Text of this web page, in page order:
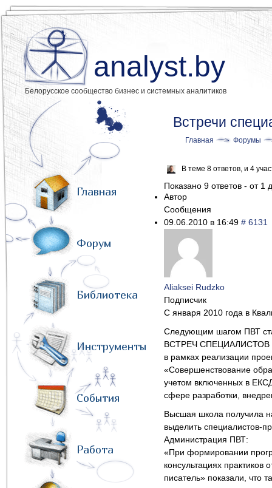
analyst.by
Белорусское сообщество бизнес и системных аналитиков
Главная
Форум
Библиотека
Инструменты
События
Работа
Встречи
Главная Форумы
В теме 8 ответов, и 4
Показано 9 ответов - от 1
Автор
Сообщения
09.06.2010 в 16:49 # 6131
Aliaksei Rudzko
Подписчик
С января 2010 года в
Следующим шагом ПВТ
ВСТРЕЧ
в рамках реализации
«Совершенствование
учетом включенных в
сфере разработки,
Высшая школа получила
выделить специалистов-
Администрация ПВТ:
«При формировании
консультациях
писатель» показали, что